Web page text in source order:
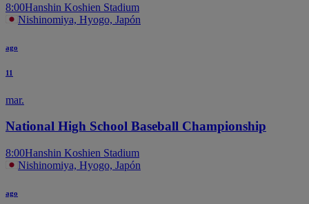
8:00Hanshin Koshien Stadium
Nishinomiya, Hyogo, Japón
ago
11
mar.
National High School Baseball Championship
8:00Hanshin Koshien Stadium
Nishinomiya, Hyogo, Japón
ago